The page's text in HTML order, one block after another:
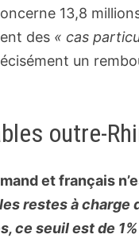
13,8
des « cas
un
outre-
et français
restes à
ce seuil est de